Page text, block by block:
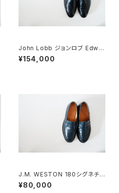
John Lobb ジョンロブ Edwar
d 7E
¥154,000
J.M. WESTON 180シグネチャ
ーローファー 7D NAVY
¥80,000